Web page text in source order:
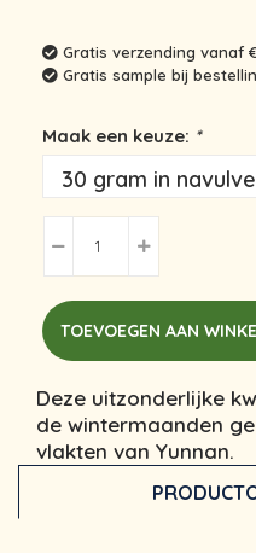
Gratis verzending vanaf
Gratis sample bij
Maak een keuze: *
TOEVOEGEN AAN
Deze uitzonderlijke
de wintermaanden
vlakten van Yunnan.